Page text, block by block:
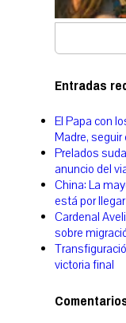
Entradas
El Papa con
Madre,
Prelados
anuncio del
China: La
está por llegar
Cardenal
sobre
victoria final